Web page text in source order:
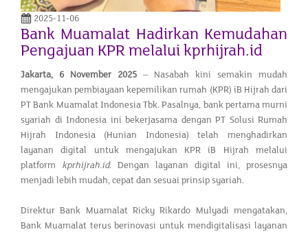
2025-11-06
Bank Muamalat Hadirkan Kemudahan
Pengajuan KPR melalui kprhijrah.id
Jakarta, 6 November 2025 – Nasabah kini semakin mudah
mengajukan pembiayaan kepemilikan rumah (KPR) iB Hijrah dari
PT Bank Muamalat Indonesia Tbk. Pasalnya, bank pertama murni
syariah di Indonesia ini bekerjasama dengan PT Solusi Rumah
Hijrah Indonesia (Hunian Indonesia) telah menghadirkan
layanan digital untuk mengajukan KPR iB Hijrah melalui
platform kprhijrah.id. Dengan layanan digital ini, prosesnya
menjadi lebih mudah, cepat dan sesuai prinsip syariah.
Direktur Bank Muamalat Ricky Rikardo Mulyadi mengatakan,
Bank Muamalat terus berinovasi untuk mendigitalisasi layanan